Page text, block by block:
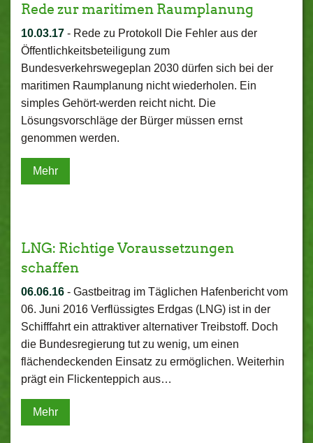
Rede zur maritimen Raumplanung
10.03.17 - Rede zu Protokoll Die Fehler aus der
Öffentlichkeitsbeteiligung zum
Bundesverkehrswegeplan 2030 dürfen sich bei der
maritimen Raumplanung nicht wiederholen. Ein
simples Gehört-werden reicht nicht. Die
Lösungsvorschläge der Bürger müssen ernst
genommen werden.
Mehr
LNG: Richtige Voraussetzungen
schaffen
06.06.16 - Gastbeitrag im Täglichen Hafenbericht vom
06. Juni 2016 Verflüssigtes Erdgas (LNG) ist in der
Schifffahrt ein attraktiver alternativer Treibstoff. Doch
die Bundesregierung tut zu wenig, um einen
flächendeckenden Einsatz zu ermöglichen. Weiterhin
prägt ein Flickenteppich aus…
Mehr